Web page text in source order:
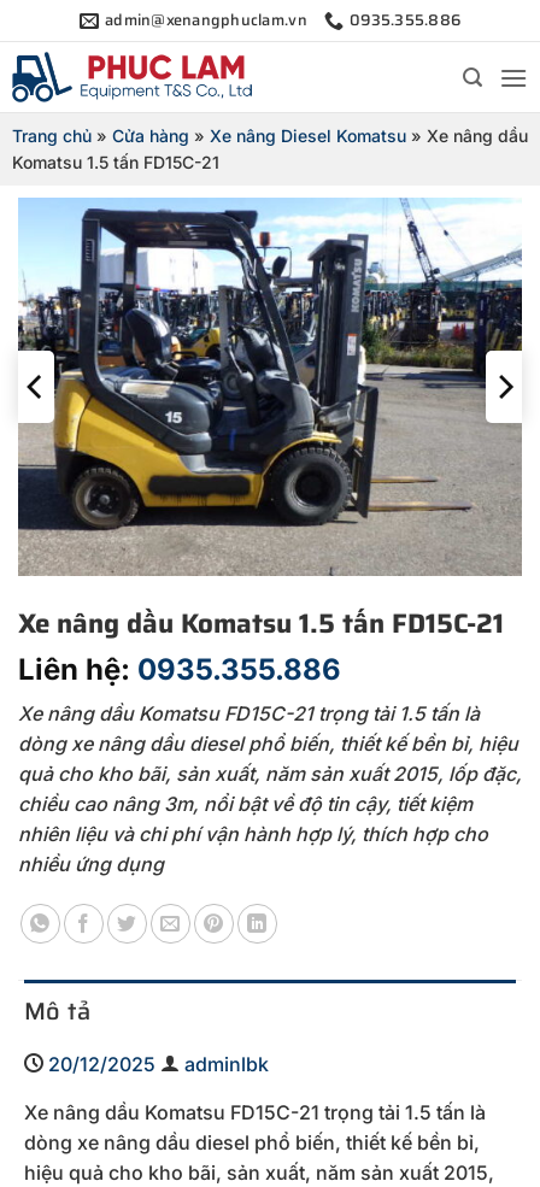
qua
nội
dung
admin@xenangphuclam.vn 0935.355.886
Trang chủ » Cửa hàng » Xe nâng Diesel Komatsu » Xe nâng dầu
Komatsu 1.5 tấn FD15C-21
Xe nâng dầu Komatsu 1.5 tấn FD15C-21
Liên hệ: 0935.355.886
Xe nâng dầu Komatsu FD15C-21 trọng tải 1.5 tấn là
dòng xe nâng dầu diesel phổ biến, thiết kế bền bỉ, hiệu
quả cho kho bãi, sản xuất, năm sản xuất 2015, lốp đặc,
chiều cao nâng 3m, nổi bật về độ tin cậy, tiết kiệm
nhiên liệu và chi phí vận hành hợp lý, thích hợp cho
nhiều ứng dụng
Mô tả
20/12/2025
adminlbk
Xe nâng dầu Komatsu FD15C-21 trọng tải 1.5 tấn là
dòng xe nâng dầu diesel phổ biến, thiết kế bền bỉ,
hiệu quả cho kho bãi, sản xuất, năm sản xuất 2015,